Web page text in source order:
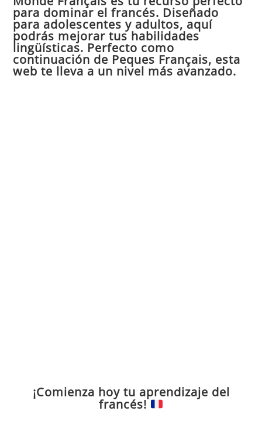
para dominar el francés. Diseñado
para adolescentes y adultos, aquí
podrás mejorar tus habilidades
lingüísticas. Perfecto como
continuación de Peques Français, esta
web te lleva a un nivel más avanzado.
¡Comienza hoy tu aprendizaje del
francés!